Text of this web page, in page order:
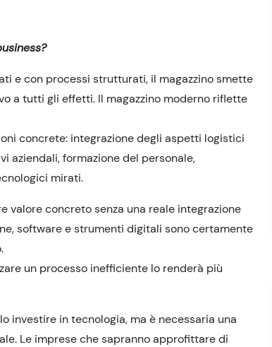
e con processi strutturati, il magazzino smette
a tutti gli effetti. Il magazzino moderno riflette
concrete: integrazione degli aspetti logistici
aziendali, formazione del personale,
mirati.
valore concreto senza una reale integrazione
software e strumenti digitali sono certamente
un processo inefficiente lo renderà più
investire in tecnologia, ma è necessaria una
Le imprese che sapranno approfittare di